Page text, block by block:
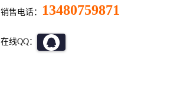
销售电话： 13480759871
在线QQ：